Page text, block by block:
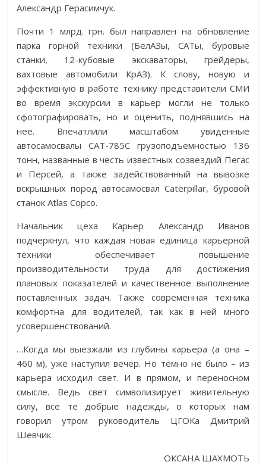
Александр Герасимчук.
Почти 1 млрд. грн. был направлен на обновление
парка горной техники ­(БелАЗы, САТы, буровые
станки, 12-кубовые экскаваторы, грейдеры,
вахтовые автомобили КрАЗ). К слову, новую и
эффективную в работе технику представители СМИ
во время экскурсии в карьер могли не только
сфотографировать, но и оценить, поднявшись на
нее. Впечатлили масштабом увиденные
автосамосвалы САТ-785С грузоподъемностью 136
тонн, названные в честь известных созвездий Пегас
и Персей, а также задействованный на вывозке
вскрышных пород автосамосвал Caterpillar, буровой
станок Atlas Copco.
Начальник цеха Карьер Александр Иванов
подчеркнул, что каждая новая единица карьерной
техники обеспечивает повышение
производительности труда для достижения
плановых показателей и качественное выполнение
поставленных задач. Также современная техника
комфортна для водителей, так как в ней много
усовершенствований.
…Когда мы выезжали из глубины карьера (а она –
460 м), уже наступил вечер. Но темно не было – из
карьера исходил свет. И в прямом, и переносном
смысле. Ведь свет символизирует живительную
силу, все те добрые надежды, о которых нам
говорил утром руководитель ЦГОКа Дмитрий
Шевчик.
ОКСАНА ШАХМОТЬ